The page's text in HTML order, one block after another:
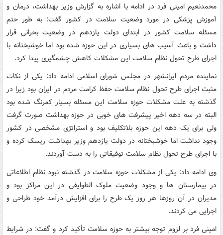
محمدنعیم امینی فرد در ادامه با اشاره به گزارش وزیر بهداشت، درمان و
آموزش پزشکی در مورد وضعیت سلامت در کشور گفت: به طور حتم
مسئله سلامت کشور در ابتدای دولت یازدهم در وضعیت بحرانی قرار
داشت و باعث آسیب های بسیاری در این حوزه شده بود اما خوشبختانه با
اجرای طرح تحول نظام سلامت این مشکلات کاهش چشمگیری پیدا کرد.
نماینده مردم ایرانشهر در مجلس شورای اسلامی ادامه داد: یکی از نکات
مثبت اجرای طرح تحول نظام سلامت حفظ کرامت مردم در ایران بود زیرا در
گذشته به علت مشکلات حوزه سلامت این مسئله بسیار کمرنگ شده بود
البته در سه دهه اخیر پیشرفت های خوبی در حوزه بهداشت صورت گرفت
ولی برای یک دهه این حوزه بلاتکلیف بود و استراتژی مشخصی در کشور
وجود نداشت اما خوشبختانه در دولت یازدهم وزیر بهداشت ریسک کرده و
با اجرای طرح تحول نظام سلامت توفیقاتی را به دست آوردند.
وی ادامه داد: یکی از مشکلات حوزه سلامت در گذشته نبود نظام اطلاعاتی
در بیمارستان ها و وجود وضعیت ملوک الطوایفی در این مراکز بود و
مدیران در آن روزها هر روز یک طرح را برای افزایش درآمد خود طراحی و
اجرایی می کردند.
امینی فرد بر لزوم توجه بیشتر به حوزه سلامت تأکید کرد و گفت: در شرایط